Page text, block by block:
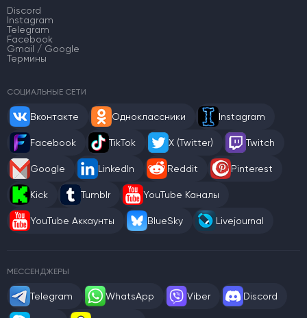
Discord
Instagram
Telegram
Facebook
Gmail / Google
Термины
СОЦИАЛЬНЫЕ СЕТИ
Вконтакте Одноклассники Instagram
Facebook TikTok X (Twitter) Twitch
Google LinkedIn Reddit Pinterest
Kick Tumblr YouTube Каналы
YouTube Аккаунты BlueSky Livejournal
МЕССЕНДЖЕРЫ
Telegram WhatsApp Viber Discord